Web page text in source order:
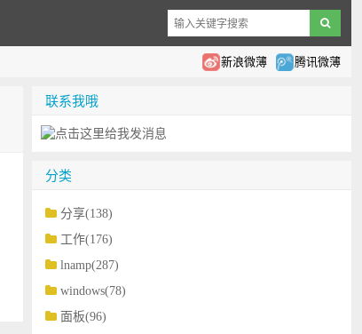
新浪微薄 腾讯微薄
联系我哦
分类
分享(138)
工作(176)
lnamp(287)
windows(78)
面板(96)